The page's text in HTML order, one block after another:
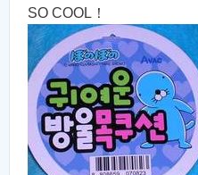
SO COOL！